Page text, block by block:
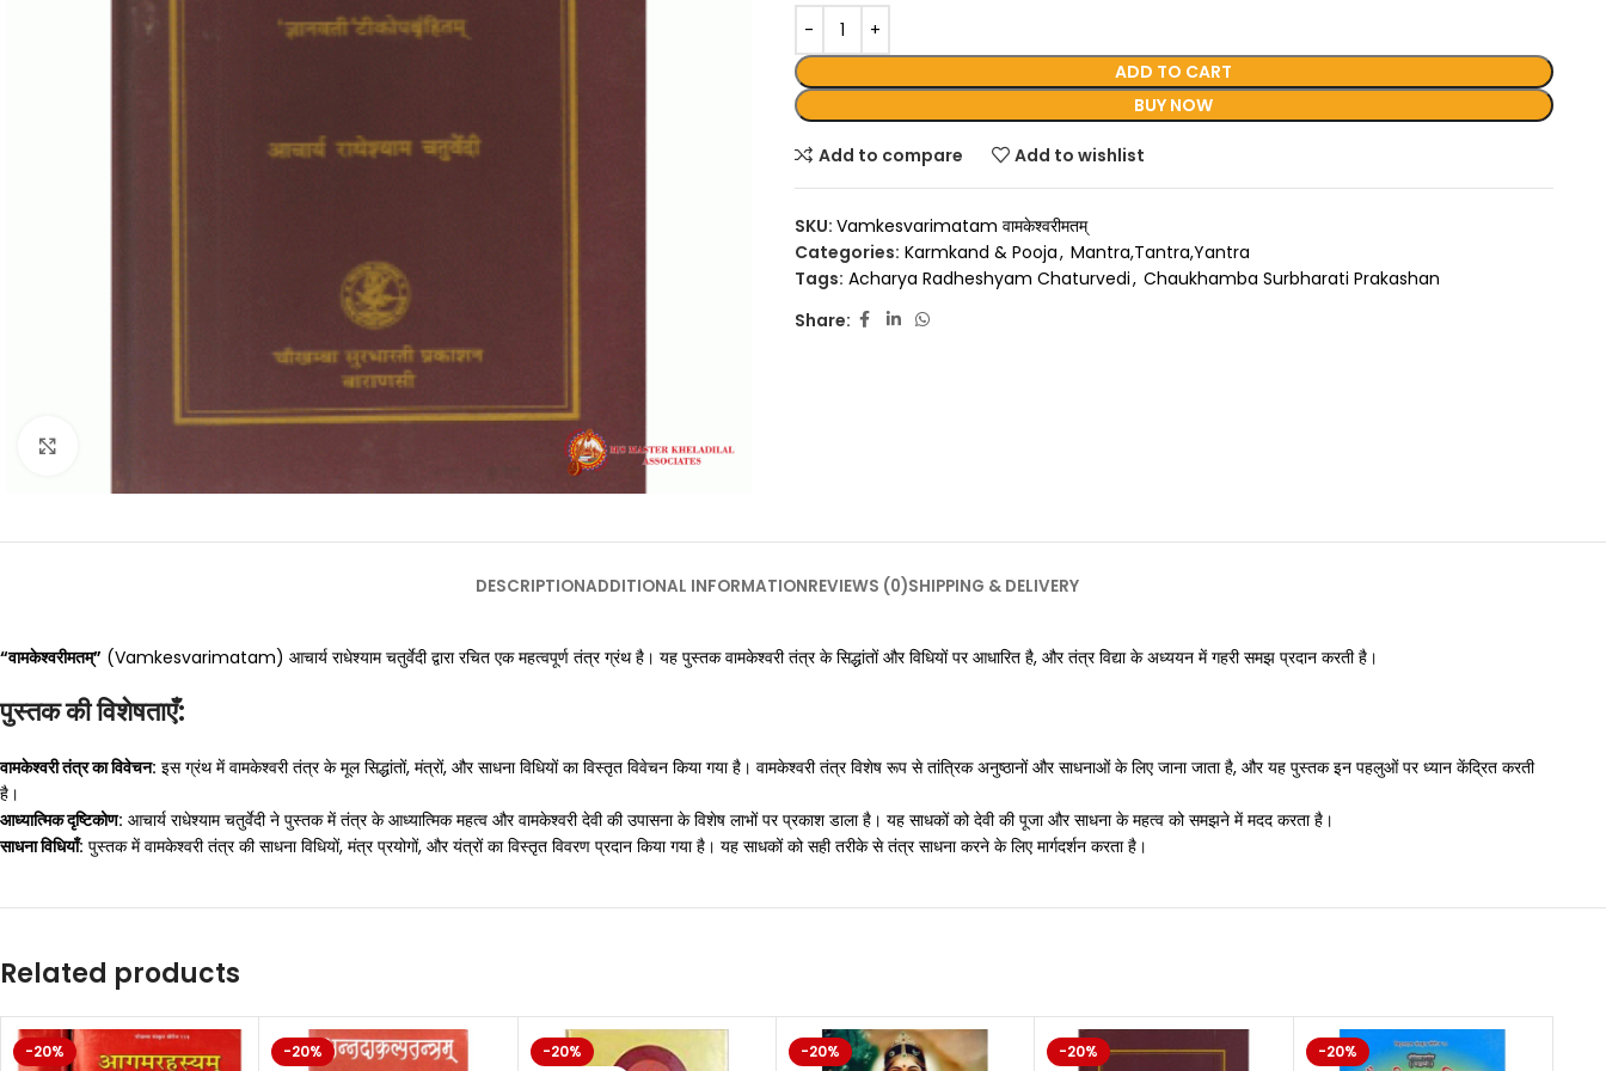
ADD TO CART
BUY NOW
Add to compare Add to wishlist
SKU: Vamkesvarimatam वामकेश्वरीमतम्
Categories: Karmkand & Pooja, Mantra,Tantra,Yantra
Tags: Acharya Radheshyam Chaturvedi, Chaukhamba Surbharati Prakashan
Share:
DESCRIPTIONADDITIONAL INFORMATIONREVIEWS (0)SHIPPING & DELIVERY
“वामकेश्वरीमतम्” (Vamkesvarimatam) आचार्य राधेश्याम चतुर्वेदी द्वारा रचित एक महत्वपूर्ण तंत्र ग्रंथ है। यह पुस्तक वामकेश्वरी तंत्र के सिद्धांतों और विधियों पर आधारित है, और तंत्र विद्या के अध्ययन में गहरी समझ प्रदान करती है।
पुस्तक की विशेषताएँ:
वामकेश्वरी तंत्र का विवेचन: इस ग्रंथ में वामकेश्वरी तंत्र के मूल सिद्धांतों, मंत्रों, और साधना विधियों का विस्तृत विवेचन किया गया है। वामकेश्वरी तंत्र विशेष रूप से तांत्रिक अनुष्ठानों और साधनाओं के लिए जाना जाता है, और यह पुस्तक इन पहलुओं पर ध्यान केंद्रित करती
है।
आध्यात्मिक दृष्टिकोण: आचार्य राधेश्याम चतुर्वेदी ने पुस्तक में तंत्र के आध्यात्मिक महत्व और वामकेश्वरी देवी की उपासना के विशेष लाभों पर प्रकाश डाला है। यह साधकों को देवी की पूजा और साधना के महत्व को समझने में मदद करता है।
साधना विधियाँ: पुस्तक में वामकेश्वरी तंत्र की साधना विधियों, मंत्र प्रयोगों, और यंत्रों का विस्तृत विवरण प्रदान किया गया है। यह साधकों को सही तरीके से तंत्र साधना करने के लिए मार्गदर्शन करता है।
Related products
-20% -20%
-20%
-20% -20% -20%